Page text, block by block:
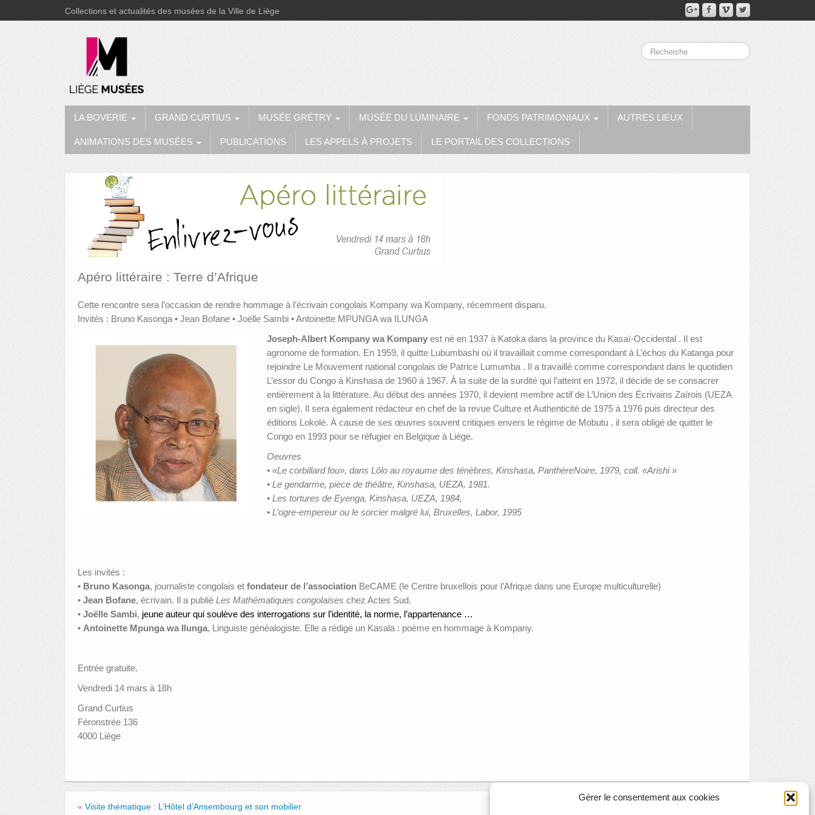
Gérer le consentement aux cookies
Collections et actualités des musées de la Ville de Liège
LA BOVERIE GRAND CURTIUS MUSÉE GRÉTRY MUSÉE DU LUMINAIRE FONDS PATRIMONIAUX AUTRES LIEUX
ANIMATIONS DES MUSÉES PUBLICATIONS LES APPELS À PROJETS LE PORTAIL DES COLLECTIONS
Apéro littéraire : Terre d’Afrique
Cette rencontre sera l’occasion de rendre hommage à l’écrivain congolais Kompany wa Kompany, récemment disparu.
Invités : Bruno Kasonga • Jean Bofane • Joëlle Sambi • Antoinette MPUNGA wa ILUNGA
Joseph-Albert Kompany wa Kompany est né en 1937 à Katoka dans la province du Kasaï-Occidental . Il est
agronome de formation. En 1959, il quitte Lubumbashi où il travaillait comme correspondant à L’échos du Katanga pour
rejoindre Le Mouvement national congolais de Patrice Lumumba . Il a travaillé comme correspondant dans le quotidien
L’essor du Congo à Kinshasa de 1960 à 1967. À la suite de la surdité qui l’atteint en 1972, il décide de se consacrer
entièrement à la littérature. Au début des années 1970, il devient membre actif de L’Union des Écrivains Zaïrois (UEZA
en sigle). Il sera également rédacteur en chef de la revue Culture et Authenticité de 1975 à 1976 puis directeur des
éditions Lokolé. À cause de ses œuvres souvent critiques envers le régime de Mobutu , il sera obligé de quitter le
Congo en 1993 pour se réfugier en Belgique à Liège.
Oeuvres
• «Le corbillard fou», dans Lôlo au royaume des ténèbres, Kinshasa, PanthèreNoire, 1979, coll. «Arishi »
• Le gendarme, pièce de théâtre, Kinshasa, UEZA, 1981.
• Les tortures de Eyenga, Kinshasa, UEZA, 1984,
• L’ogre-empereur ou le sorcier malgré lui, Bruxelles, Labor, 1995
Les invités :
• Bruno Kasonga, journaliste congolais et fondateur de l’association BeCAME (le Centre bruxellois pour l’Afrique dans une Europe multiculturelle)
• Jean Bofane, écrivain. Il a publié Les Mathématiques congolaises chez Actes Sud.
• Joëlle Sambi, jeune auteur qui soulève des interrogations sur l’identité, la norme, l’appartenance …
• Antoinette Mpunga wa Ilunga, Linguiste généalogiste. Elle a rédigé un Kasala : poème en hommage à Kompany.
Entrée gratuite.
Vendredi 14 mars à 18h
Grand Curtius
Féronstrée 136
4000 Liège
« Visite thématique : L’Hôtel d’Ansembourg et son mobilier